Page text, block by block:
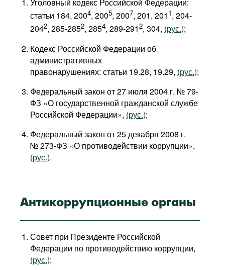
Международных организаций
Литература
Сайты
Документы международных
организаций
Фильмы
Подкасты
Книжная полка
О проекте
статьи 184, 2004, 2005, 2007, 201, 201 1, 204-
2042, 285-2852, 2854, 289-2912, 304, (рус.);
Кодекс Российской Федерации об
административных
правонарушениях: статьи 19.28, 19.29, (рус.);
Федеральный закон от 27 июля 2004 г. № 79-
ФЗ «О государственной гражданской службе
Российской Федерации», (рус.);
Федеральный закон от 25 декабря 2008 г.
№ 273-ФЗ «О противодействии коррупции»,
(рус.).
Антикоррупционные органы
Совет при Президенте Российской
Федерации по противодействию коррупции,
(рус.);